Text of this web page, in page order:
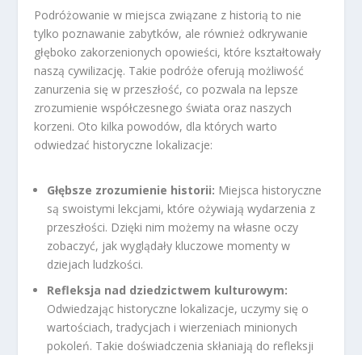
Podróżowanie w miejsca związane z historią to nie
tylko poznawanie zabytków, ale również odkrywanie
głęboko zakorzenionych opowieści, które kształtowały
naszą cywilizację. Takie podróże oferują możliwość
zanurzenia się w przeszłość, co pozwala na lepsze
zrozumienie współczesnego świata oraz naszych
korzeni. Oto kilka powodów, dla których warto
odwiedzać historyczne lokalizacje:
Głębsze zrozumienie historii: Miejsca historyczne
są swoistymi lekcjami, które ożywiają wydarzenia z
przeszłości. Dzięki nim możemy na własne oczy
zobaczyć, jak wyglądały kluczowe momenty w
dziejach ludzkości.
Refleksja nad dziedzictwem kulturowym:
Odwiedzając historyczne lokalizacje, uczymy się o
wartościach, tradycjach i wierzeniach minionych
pokoleń. Takie doświadczenia skłaniają do refleksji